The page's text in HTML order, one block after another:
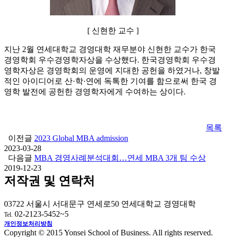
[ 신현한 교수 ]
지난 2월 연세대학교 경영대학 재무분야 신현한 교수가 한국
경영학회 우수경영학자상을 수상했다. 한국경영학회 우수경
영학자상은 경영학회의 운영에 지대한 공헌을 하였거나, 창발
적인 아이디어로 산·학·연에 독톡한 기여를 함으로써 한국 경
영학 발전에 공헌한 경영학자에게 수여하는 상이다.
목록
이전글 2023 Global MBA admission
2023-03-28
다음글 MBA 경영사례분석대회…연세 MBA 3개 팀 수상
2019-12-23
저작권 및 연락처
03722 서울시 서대문구 연세로50 연세대학교 경영대학
Tel. 02-2123-5452~5
개인정보처리방침
Copyright © 2015 Yonsei School of Business. All rights reserved.